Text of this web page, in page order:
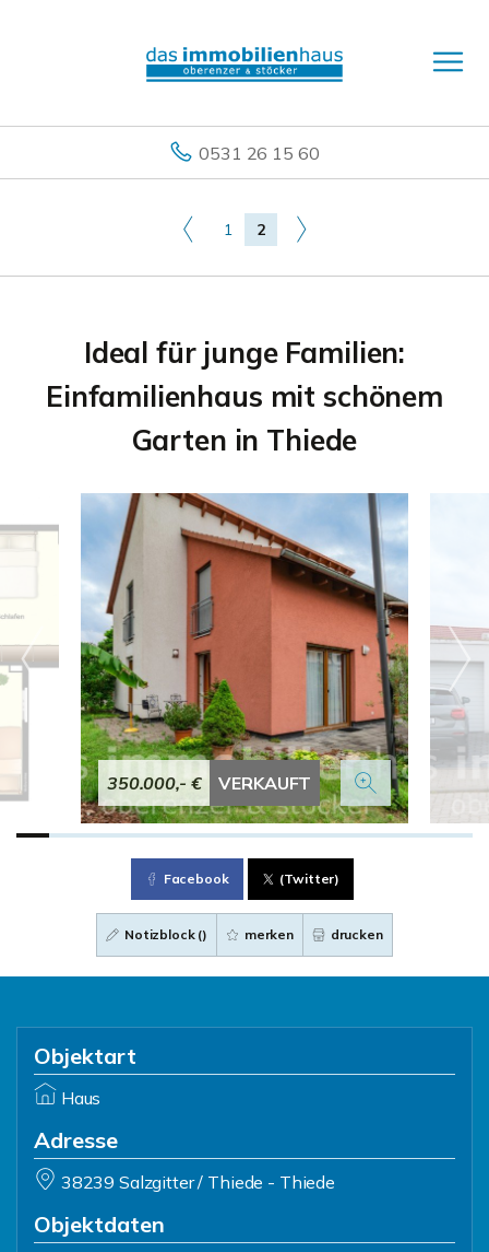
0531 26 15 60
1 2
Ideal für junge Familien:
Einfamilienhaus mit schönem
Garten in Thiede
350.000,- € VERKAUFT
Facebook (Twitter)
Notizblock () merken drucken
Objektart
Haus
Adresse
38239 Salzgitter / Thiede - Thiede
Objektdaten